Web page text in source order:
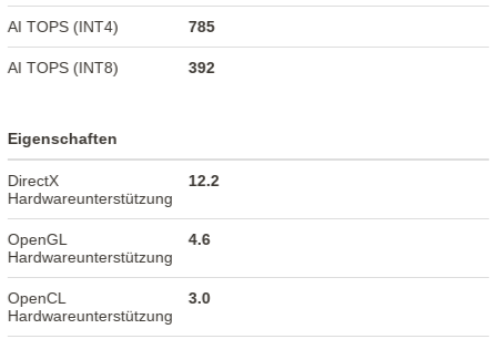
AI TOPS (INT4) 785
AI TOPS (INT8) 392
Eigenschaften
DirectX
Hardwareunterstützung
12.2
OpenGL
Hardwareunterstützung
4.6
OpenCL
Hardwareunterstützung
3.0